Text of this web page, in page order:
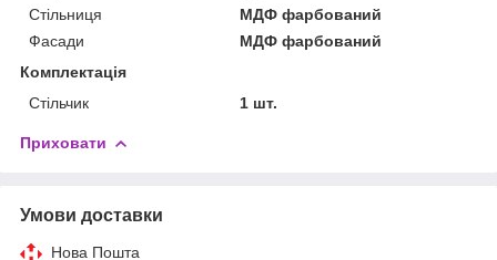
Стільниця
МДФ фарбований
Фасади
МДФ фарбований
Комплектація
Стільчик
1 шт.
Приховати
Умови доставки
Нова Пошта